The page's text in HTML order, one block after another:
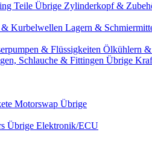
Teile Übrige Zylinderkopf &
& Kurbelwellen Lagern &
& Flüssigkeiten Ölkühlern
Schlauche & Fittingen Übrige
Motorswap Übrige
Übrige Elektronik/ECU